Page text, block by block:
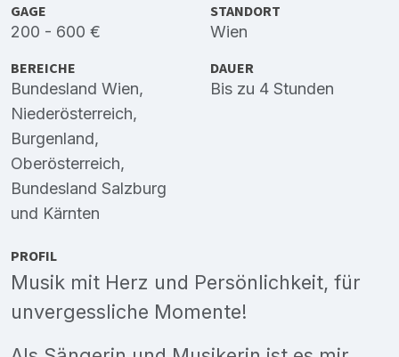
GAGE
200 - 600 €
STANDORT
Wien
BEREICHE
Bundesland Wien,
Niederösterreich,
Burgenland,
Oberösterreich,
Bundesland Salzburg
und Kärnten
DAUER
Bis zu 4 Stunden
PROFIL
Musik mit Herz und Persönlichkeit, für
unvergessliche Momente!